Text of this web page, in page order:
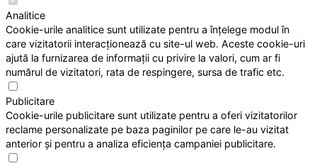
Analitice
Cookie-urile analitice sunt utilizate pentru a înțelege modul în
care vizitatorii interacționează cu site-ul web. Aceste cookie-uri
ajută la furnizarea de informații cu privire la valori, cum ar fi
numărul de vizitatori, rata de respingere, sursa de trafic etc.
Publicitare
Cookie-urile publicitare sunt utilizate pentru a oferi vizitatorilor
reclame personalizate pe baza paginilor pe care le-au vizitat
anterior și pentru a analiza eficiența campaniei publicitare.